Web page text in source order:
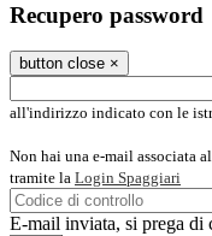
Recupero password
button close ×
all'indirizzo indicato con le
Non hai una e-mail associata
tramite la Login Spaggiari
E-mail inviata, si prega di